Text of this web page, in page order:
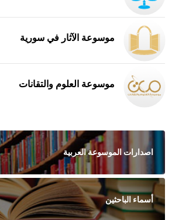
موسوعة الآثار في سورية
موسوعة العلوم والتقانات
اصدارات الموسوعة العربية
أسماء الباحثين